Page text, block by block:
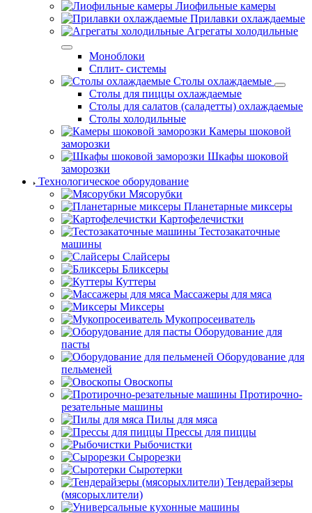
Лиофильные камеры
Прилавки охлаждаемые
Агрегаты холодильные
Моноблоки
Сплит- системы
Столы охлаждаемые
Столы для пиццы охлаждаемые
Столы для салатов (саладетты) охлаждаемые
Столы холодильные
Камеры шоковой
заморозки
Шкафы шоковой
заморозки
Технологическое оборудование
Мясорубки
Планетарные миксеры
Картофелечистки
Тестозакаточные
машины
Слайсеры
Бликсеры
Куттеры
Массажеры для мяса
Миксеры
Мукопросеиватель
Оборудование для
пасты
Оборудование для
пельменей
Овоскопы
Протирочно-
резательные машины
Пилы для мяса
Прессы для пиццы
Рыбочистки
Сырорезки
Сыротерки
Тендерайзеры
(мясорыхлители)